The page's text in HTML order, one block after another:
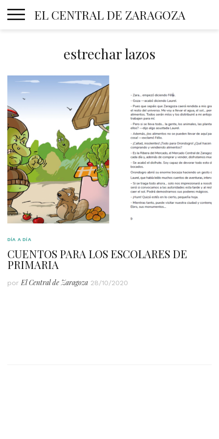
EL CENTRAL DE ZARAGOZA
estrechar lazos
DÍA A DÍA
CUENTOS PARA LOS ESCOLARES DE
PRIMARIA
por El Central de Zaragoza 28/10/2020